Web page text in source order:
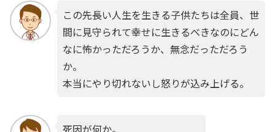
この先長い人生を生きる子供たちは全員、世
間に見守られて幸せに生きるべきなのにどん
なに怖かっただろうか、無念だっただろう
か。
本当にやり切れないし怒りが込み上げる。
死因が何か。